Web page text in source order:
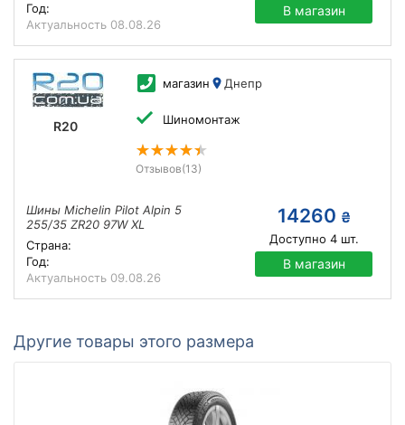
Год:
Актуальность 08.08.26
В магазин
R20
магазин Днепр
Шиномонтаж
Отзывов(13)
Шины Michelin Pilot Alpin 5
255/35 ZR20 97W XL
Страна:
Год:
Актуальность 09.08.26
14260 ₴
Доступно 4шт.
В магазин
Другие товары этого размера